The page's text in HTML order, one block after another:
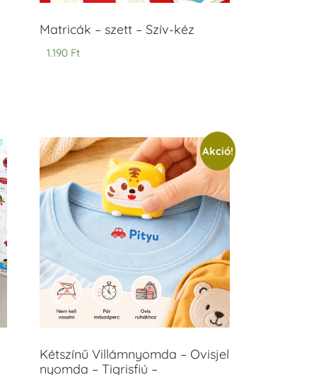
Matricák – szett – Szív-kéz
1.190 Ft
Akció!
Kétszínű Villámnyomda – Ovisjel
nyomda – Tigrisfiú –